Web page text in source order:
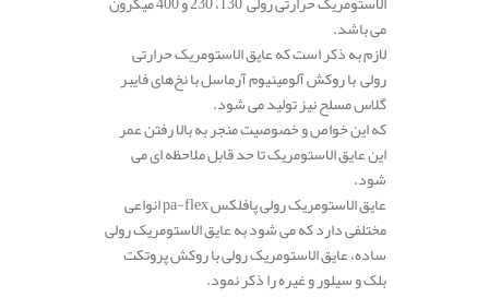
می باشد.
لازم به ذکر است که عایق الاستومریک حرارتی
رولی با روکش آلومینیوم آرماسل با نخ‌های فایبر
گلاس مسلح نیز تولید می شود.
که این خواص و خصوصیت منجر به بالا رفتن عمر
این عایق الاستومریک تا حد قابل ملاحظه ای می
شود.
عایق الاستومریک رولی پافلکس pa-flex انواعی
مختلفی دارد که می شود به عایق الاستومریک رولی
ساده، عایق الاستومریک رولی با روکش پروتکت
بلک و سیلور و غیره را ذکر نمود.